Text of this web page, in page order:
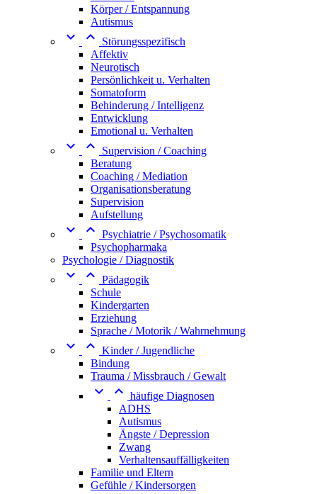
Körper / Entspannung
Autismus
 
Störungsspezifisch
Affektiv
Neurotisch
Persönlichkeit u. Verhalten
Somatoform
Behinderung / Intelligenz
Entwicklung
Emotional u. Verhalten
 
Supervision / Coaching
Beratung
Coaching / Mediation
Organisationsberatung
Supervision
Aufstellung
  Psychiatrie / Psychosomatik
Psychopharmaka
Psychologie / Diagnostik
  Pädagogik
Schule
Kindergarten
Erziehung
Sprache / Motorik / Wahrnehmung
  Kinder / Jugendliche
Bindung
Trauma / Missbrauch / Gewalt
  häufige Diagnosen
ADHS
Autismus
Ängste / Depression
Zwang
Verhaltensauffälligkeiten
Familie und Eltern
Gefühle / Kindersorgen